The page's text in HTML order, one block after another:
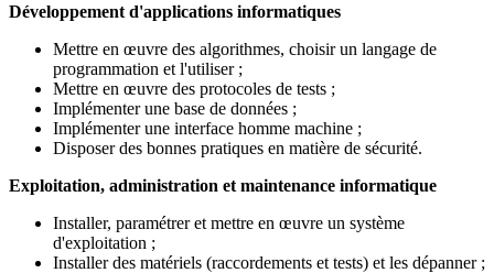
Développement d'applications informatiques
Mettre en œuvre des algorithmes, choisir un langage de
programmation et l'utiliser ;
Mettre en œuvre des protocoles de tests ;
Implémenter une base de données ;
Implémenter une interface homme machine ;
Disposer des bonnes pratiques en matière de sécurité.
Exploitation, administration et maintenance informatique
Installer, paramétrer et mettre en œuvre un système
d'exploitation ;
Installer des matériels (raccordements et tests) et les dépanner ;